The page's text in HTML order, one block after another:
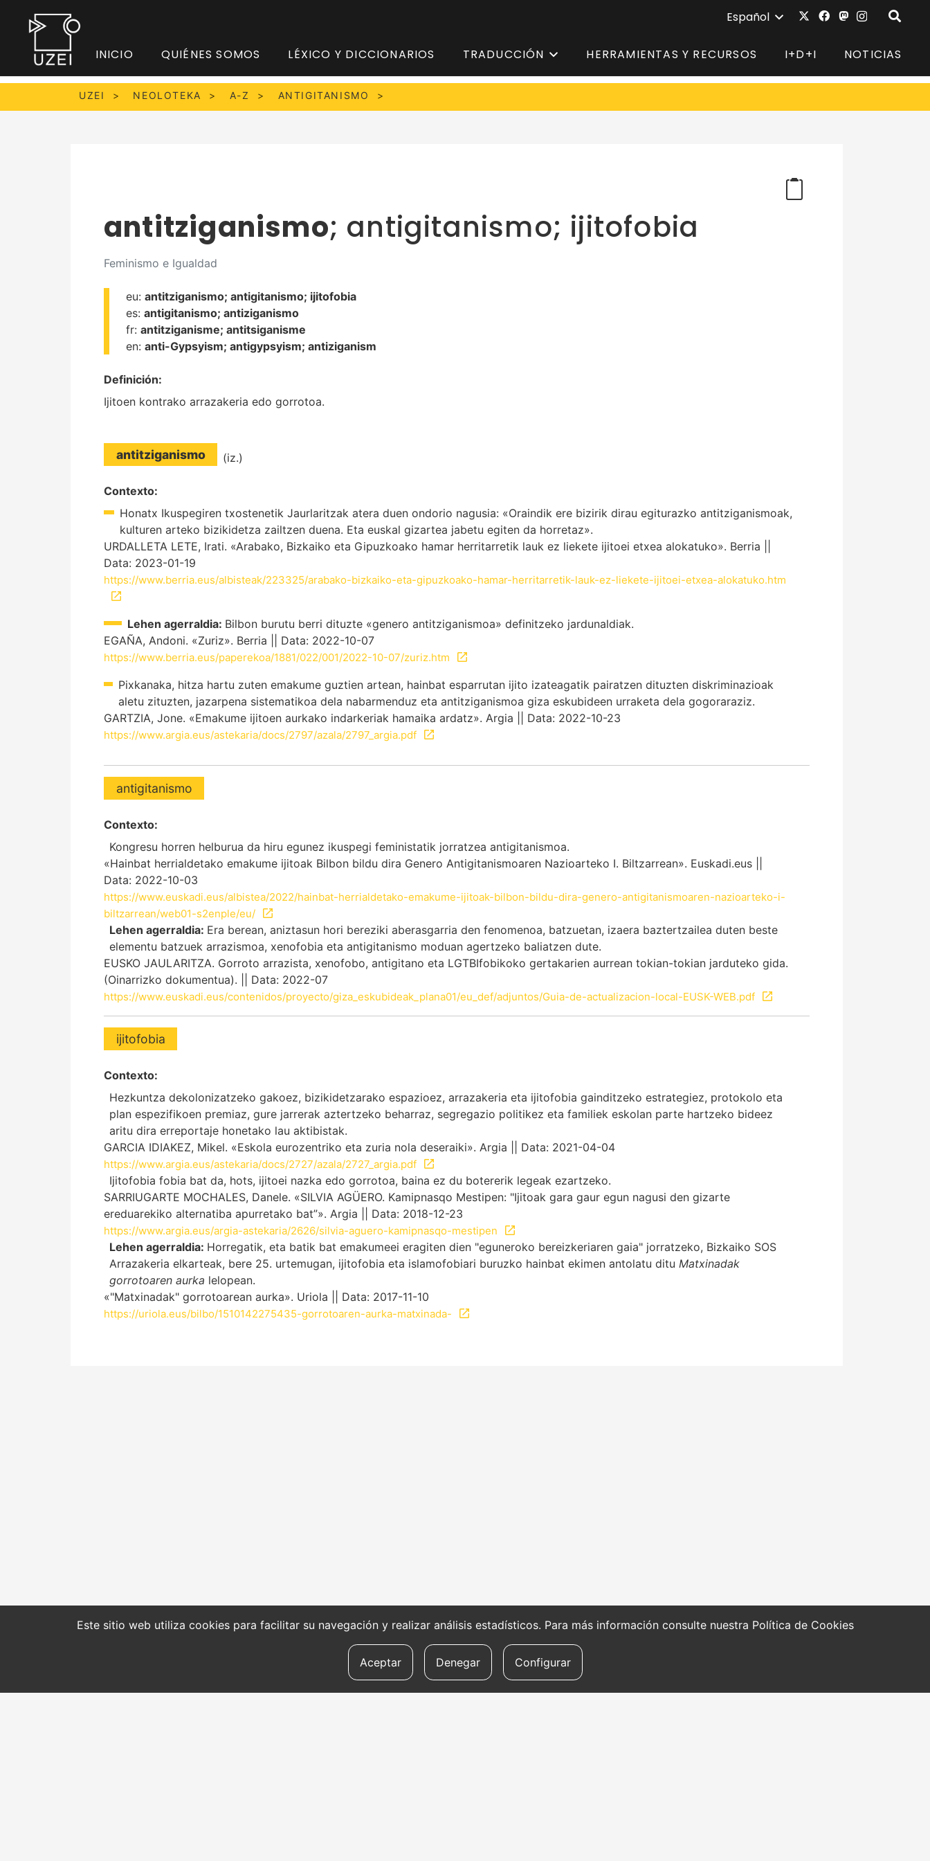
Español
INICIO QUIÉNES SOMOS LÉXICO Y DICCIONARIOS TRADUCCIÓN HERRAMIENTAS Y RECURSOS I+D+I NOTICIAS
UZEI NEOLOTEKA A-Z ANTIGITANISMO
antitziganismo; antigitanismo; ijitofobia
Feminismo e Igualdad
eu: antitziganismo; antigitanismo; ijitofobia
es: antigitanismo; antiziganismo
fr: antitziganisme; antitsiganisme
en: anti-Gypsyism; antigypsyism; antiziganism
Definición:
Ijitoen kontrako arrazakeria edo gorrotoa.
antitziganismo (iz.)
Contexto:
Honatx Ikuspegiren txostenetik Jaurlaritzak atera duen ondorio nagusia: «Oraindik ere bizirik dirau egiturazko antitziganismoak,
kulturen arteko bizikidetza zailtzen duena. Eta euskal gizartea jabetu egiten da horretaz».
URDALLETA LETE, Irati. «Arabako, Bizkaiko eta Gipuzkoako hamar herritarretik lauk ez liekete ijitoei etxea alokatuko». Berria ||
Data: 2023-01-19
https://www.berria.eus/albisteak/223325/arabako-bizkaiko-eta-gipuzkoako-hamar-herritarretik-lauk-ez-liekete-ijitoei-etxea-alokatuko.htm
Lehen agerraldia: Bilbon burutu berri dituzte «genero antitziganismoa» definitzeko jardunaldiak.
EGAÑA, Andoni. «Zuriz». Berria || Data: 2022-10-07
https://www.berria.eus/paperekoa/1881/022/001/2022-10-07/zuriz.htm
Pixkanaka, hitza hartu zuten emakume guztien artean, hainbat esparrutan ijito izateagatik pairatzen dituzten diskriminazioak
aletu zituzten, jazarpena sistematikoa dela nabarmenduz eta antitziganismoa giza eskubideen urraketa dela gogoraraziz.
GARTZIA, Jone. «Emakume ijitoen aurkako indarkeriak hamaika ardatz». Argia || Data: 2022-10-23
https://www.argia.eus/astekaria/docs/2797/azala/2797_argia.pdf
antigitanismo
Contexto:
Kongresu horren helburua da hiru egunez ikuspegi feministatik jorratzea antigitanismoa.
«Hainbat herrialdetako emakume ijitoak Bilbon bildu dira Genero Antigitanismoaren Nazioarteko I. Biltzarrean». Euskadi.eus ||
Data: 2022-10-03
https://www.euskadi.eus/albistea/2022/hainbat-herrialdetako-emakume-ijitoak-bilbon-bildu-dira-genero-antigitanismoaren-nazioarteko-i-
biltzarrean/web01-s2enple/eu/
Lehen agerraldia: Era berean, aniztasun hori bereziki aberasgarria den fenomenoa, batzuetan, izaera baztertzailea duten beste
elementu batzuek arrazismoa, xenofobia eta antigitanismo moduan agertzeko baliatzen dute.
EUSKO JAULARITZA. Gorroto arrazista, xenofobo, antigitano eta LGTBIfobikoko gertakarien aurrean tokian-tokian jarduteko gida.
(Oinarrizko dokumentua). || Data: 2022-07
https://www.euskadi.eus/contenidos/proyecto/giza_eskubideak_plana01/eu_def/adjuntos/Guia-de-actualizacion-local-EUSK-WEB.pdf
ijitofobia
Contexto:
Hezkuntza dekolonizatzeko gakoez, bizikidetzarako espazioez, arrazakeria eta ijitofobia gainditzeko estrategiez, protokolo eta
plan espezifikoen premiaz, gure jarrerak aztertzeko beharraz, segregazio politikez eta familiek eskolan parte hartzeko bideez
aritu dira erreportaje honetako lau aktibistak.
GARCIA IDIAKEZ, Mikel. «Eskola eurozentriko eta zuria nola deseraiki». Argia || Data: 2021-04-04
https://www.argia.eus/astekaria/docs/2727/azala/2727_argia.pdf
Ijitofobia fobia bat da, hots, ijitoei nazka edo gorrotoa, baina ez du botererik legeak ezartzeko.
SARRIUGARTE MOCHALES, Danele. «SILVIA AGÜERO. Kamipnasqo Mestipen: "Ijitoak gara gaur egun nagusi den gizarte
ereduarekiko alternatiba apurretako bat”». Argia || Data: 2018-12-23
https://www.argia.eus/argia-astekaria/2626/silvia-aguero-kamipnasqo-mestipen
Lehen agerraldia: Horregatik, eta batik bat emakumeei eragiten dien "eguneroko bereizkeriaren gaia" jorratzeko, Bizkaiko SOS
Arrazakeria elkarteak, bere 25. urtemugan, ijitofobia eta islamofobiari buruzko hainbat ekimen antolatu ditu Matxinadak
gorrotoaren aurka lelopean.
«"Matxinadak" gorrotoarean aurka». Uriola || Data: 2017-11-10
https://uriola.eus/bilbo/1510142275435-gorrotoaren-aurka-matxinada-
Este sitio web utiliza cookies para facilitar su navegación y realizar análisis estadísticos. Para más información consulte nuestra Política de Cookies
Aceptar Denegar Configurar